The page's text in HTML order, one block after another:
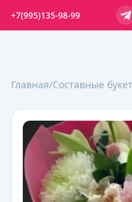
+7(995)135-98-99
Главная/Составные